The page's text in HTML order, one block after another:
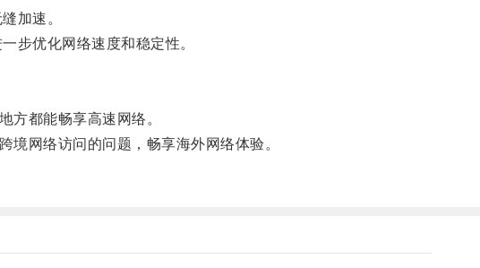
加速。
步优化网络速度和稳定性。
都能畅享高速网络。
网络访问的问题，畅享海外网络体验。